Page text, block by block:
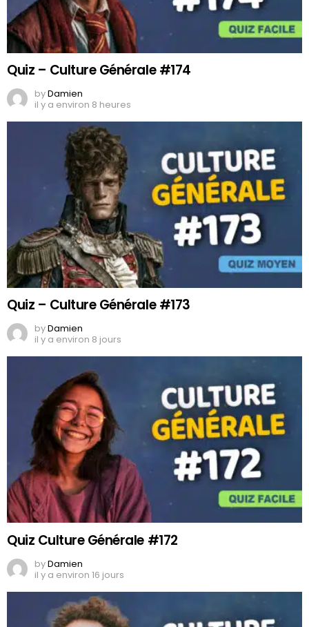
Quiz – Culture Générale #174
byDamien
il y a environ 8 heures
Quiz – Culture Générale #173
byDamien
il y a environ 8 jours
Quiz Culture Générale #172
byDamien
il y a environ 16 jours